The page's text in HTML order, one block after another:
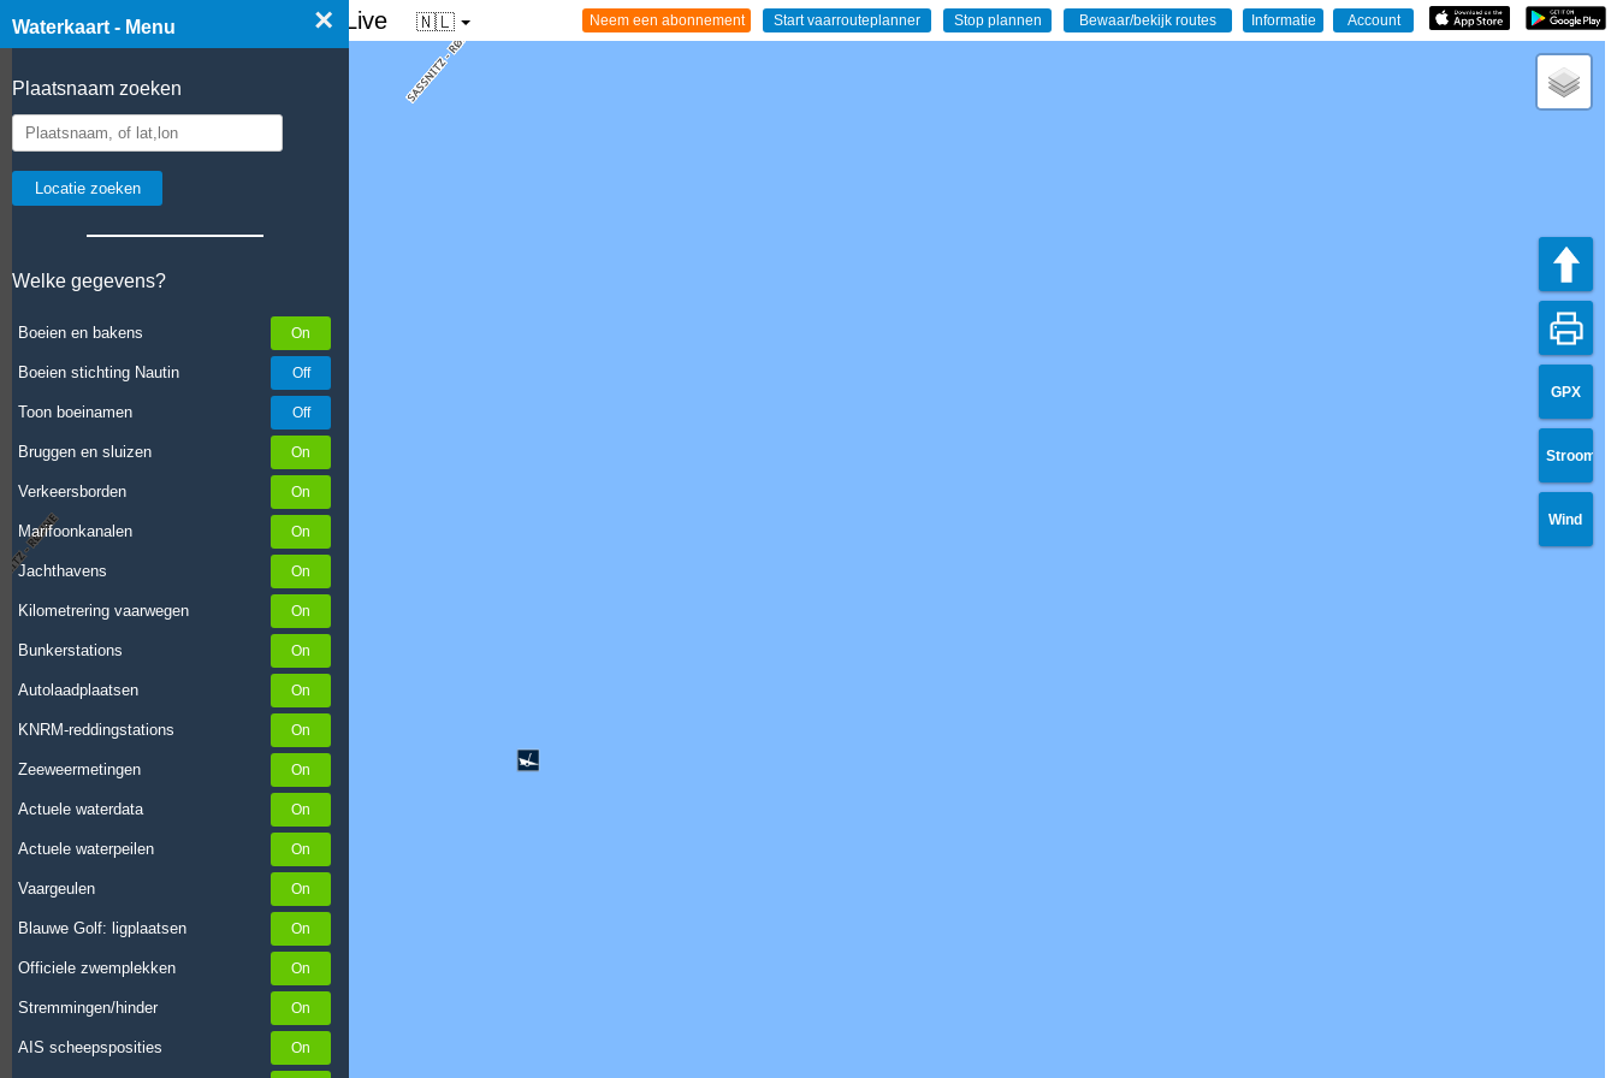
Waterkaart - Menu ×
Plaatsnaam zoeken
Welke gegevens?
Boeien en bakens
Boeien stichting Nautin
Toon boeinamen
Bruggen en sluizen
Verkeersborden
Marifoonkanalen
Jachthavens
Kilometrering vaarwegen
Bunkerstations
Autolaadplaatsen
KNRM-reddingstations
Zeeweermetingen
Actuele waterdata
Actuele waterpeilen
Vaargeulen
Blauwe Golf: ligplaatsen
Officiele zwemplekken
Stremmingen/hinder
AIS scheepsposities
☰ Waterkaart van Nederland - Live 🇳🇱
GPX
Stroom
Wind